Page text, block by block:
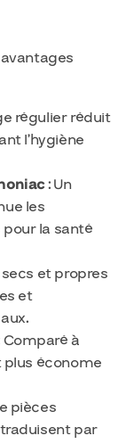
régulier réduit
l’hygiène
: Un
les
la santé
et propres
et
à
plus économe
pièces
par